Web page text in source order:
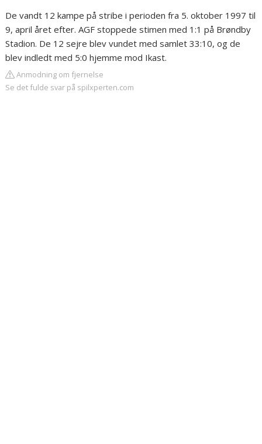
De vandt 12 kampe på stribe i perioden fra 5. oktober 1997 til
9, april året efter. AGF stoppede stimen med 1:1 på Brøndby
Stadion. De 12 sejre blev vundet med samlet 33:10, og de
blev indledt med 5:0 hjemme mod Ikast.
Anmodning om fjernelse
Se det fulde svar på spilxperten.com